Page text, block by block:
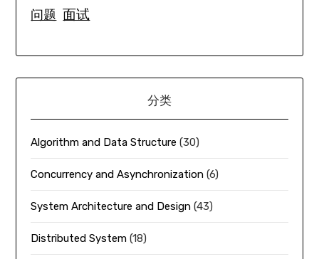
问题 面试
分类
Algorithm and Data Structure (30)
Concurrency and Asynchronization (6)
System Architecture and Design (43)
Distributed System (18)